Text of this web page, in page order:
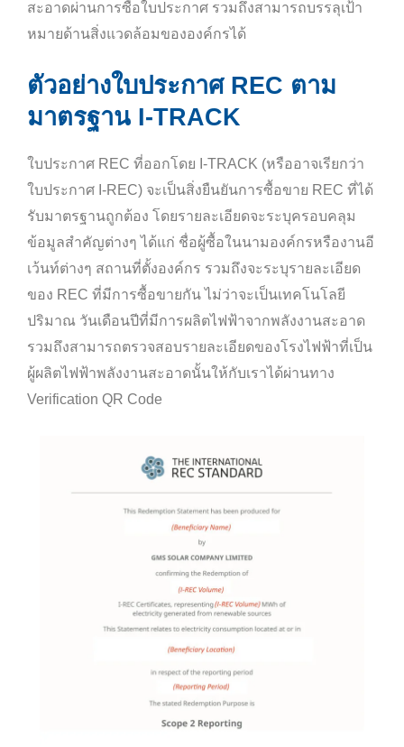
สะอาดผ่านการซื้อใบประกาศ รวมถึงสามารถบรรลุเป้า
หมายด้านสิ่งแวดล้อมขององค์กรได้
ตัวอย่างใบประกาศ REC ตาม
มาตรฐาน I-TRACK
ใบประกาศ REC ที่ออกโดย I-TRACK (หรืออาจเรียกว่า
ใบประกาศ I-REC) จะเป็นสิ่งยืนยันการซื้อขาย REC ที่ได้
รับมาตรฐานถูกต้อง โดยรายละเอียดจะระบุครอบคลุม
ข้อมูลสำคัญต่างๆ ได้แก่ ชื่อผู้ซื้อในนามองค์กรหรืองานอี
เว้นท์ต่างๆ สถานที่ตั้งองค์กร รวมถึงจะระบุรายละเอียด
ของ REC ที่มีการซื้อขายกัน ไม่ว่าจะเป็นเทคโนโลยี
ปริมาณ วันเดือนปีที่มีการผลิตไฟฟ้าจากพลังงานสะอาด
รวมถึงสามารถตรวจสอบรายละเอียดของโรงไฟฟ้าที่เป็น
ผู้ผลิตไฟฟ้าพลังงานสะอาดนั้นให้กับเราได้ผ่านทาง
Verification QR Code